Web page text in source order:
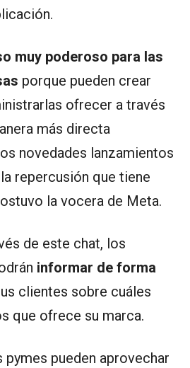
muy poderoso para las
porque pueden crear
ofrecer a través
más directa
novedades lanzamientos
repercusión que tiene
la vocera de Meta.
de este chat, los
informar de forma
clientes sobre cuáles
que ofrece su marca.
pymes pueden aprovechar